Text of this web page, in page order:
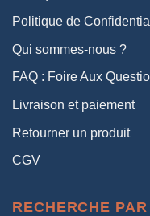
Politique de
Qui sommes-nous ?
FAQ : Foire Aux
Livraison et paiement
Retourner un produit
CGV
RECHERCHE